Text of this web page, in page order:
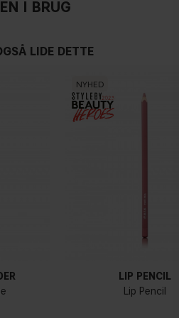
ved at se, om din hud er mere
I BRUG
LIDE DETTE
NYHED
LIP PENCIL
Lip Pencil